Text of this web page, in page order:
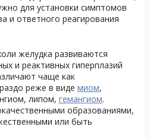
для установки симптомов
и ответного реагирования
желудка развиваются
и реактивных гиперплазий
чаще как
реже в виде миом,
липом, гемангиом.
образованиями,
или быть